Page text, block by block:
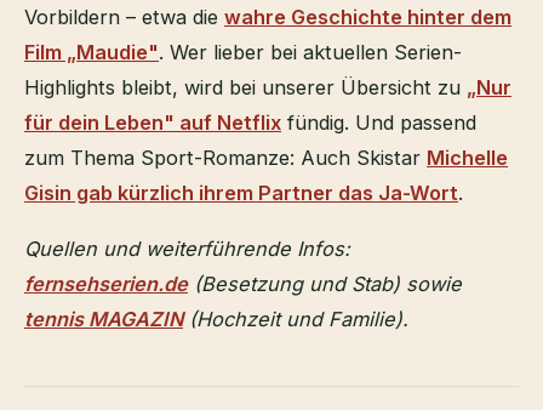
Vorbildern – etwa die wahre Geschichte hinter dem
Film „Maudie". Wer lieber bei aktuellen Serien-
Highlights bleibt, wird bei unserer Übersicht zu „Nur
für dein Leben" auf Netflix fündig. Und passend
zum Thema Sport-Romanze: Auch Skistar Michelle
Gisin gab kürzlich ihrem Partner das Ja-Wort.
Quellen und weiterführende Infos:
fernsehserien.de(Besetzung und Stab) sowie
tennis MAGAZIN(Hochzeit und Familie).